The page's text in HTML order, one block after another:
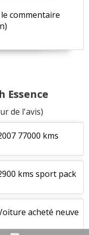
commentaire
Essence
de l'avis)
77000 kms
kms sport pack
acheté neuve